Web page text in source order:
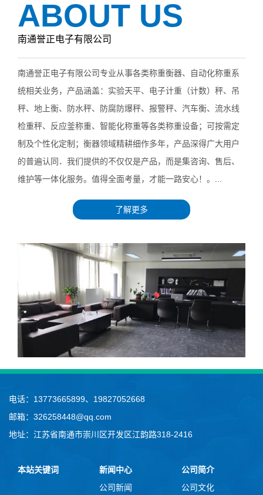
ABOUT US
南通誉正电子有限公司
南通誉正电子有限公司专业从事各类称重衡器、自动化称重系
统相关业务，产品涵盖：实验天平、电子计重（计数）秤、吊
秤、地上衡、防水秤、防腐防爆秤、报警秤、汽车衡、流水线
检重秤、反应釜称重、智能化称重等各类称重设备；可按需定
制及个性化定制；衡器领域精耕细作多年，产品深得广大用户
的普遍认同．我们提供的不仅仅是产品，而是集咨询、售后、
维护等一体化服务。值得全面考量，才能一路安心！。...
了解更多
电话：13773665899、19827052668
邮箱：326258448@qq.com
地址：江苏省南通市崇川区开发区江韵路318-2416
本站关键词
新闻中心
公司新闻
公司简介
公司文化